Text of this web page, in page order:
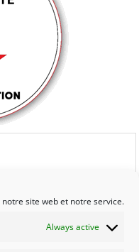
site web et notre service.
Always active